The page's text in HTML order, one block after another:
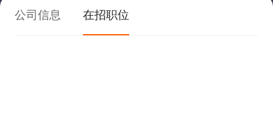
公司信息 在招职位